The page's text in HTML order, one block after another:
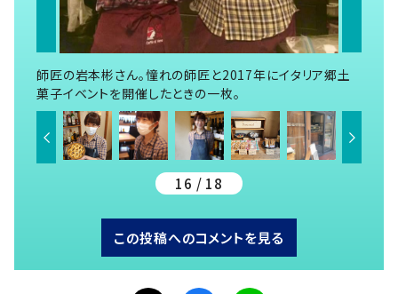
師匠の岩本彬さん。憧れの師匠と2017年にイタリア郷土
菓子イベントを開催したときの一枚。
16 / 18
この投稿へのコメントを見る